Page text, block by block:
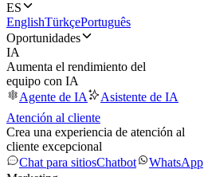
ES
EnglishTürkçePortuguês
Oportunidades
IA
Aumenta el rendimiento del
equipo con IA
Agente de IA
Asistente de IA
Atención al cliente
Crea una experiencia de atención al
cliente excepcional
Chat para sitiosChatbot WhatsApp